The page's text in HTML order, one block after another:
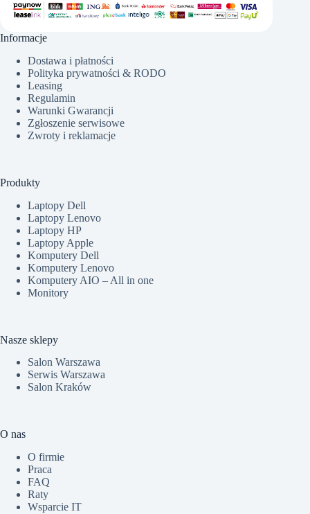
Informacje
Dostawa i płatności
Polityka prywatności & RODO
Leasing
Regulamin
Warunki Gwarancji
Zgłoszenie serwisowe
Zwroty i reklamacje
Produkty
Laptopy Dell
Laptopy Lenovo
Laptopy HP
Laptopy Apple
Komputery Dell
Komputery Lenovo
Komputery AIO – All in one
Monitory
Nasze sklepy
Salon Warszawa
Serwis Warszawa
Salon Kraków
O nas
O firmie
Praca
FAQ
Raty
Wsparcie IT